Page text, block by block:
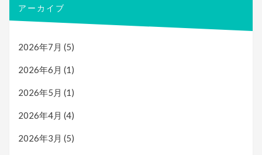
アーカイブ
2026年7月 (5)
2026年6月 (1)
2026年5月 (1)
2026年4月 (4)
2026年3月 (5)